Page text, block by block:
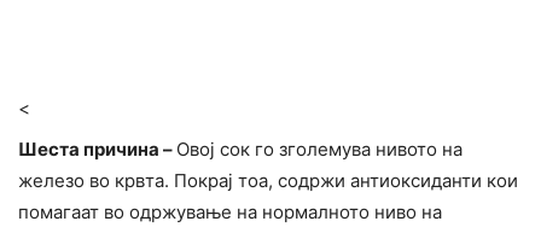
<
Шеста причина – Овој сок го зголемува нивото на
железо во крвта. Покрај тоа, содржи антиоксиданти кои
помагаат во одржување на нормалното ниво на